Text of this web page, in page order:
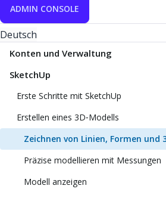
ADMIN CONSOLE
Deutsch
Konten und Verwaltung
SketchUp
Erste Schritte mit SketchUp
Erstellen eines 3D‑Modells
Zeichnen von Linien, Formen und
Präzise modellieren mit Messungen
Modell anzeigen